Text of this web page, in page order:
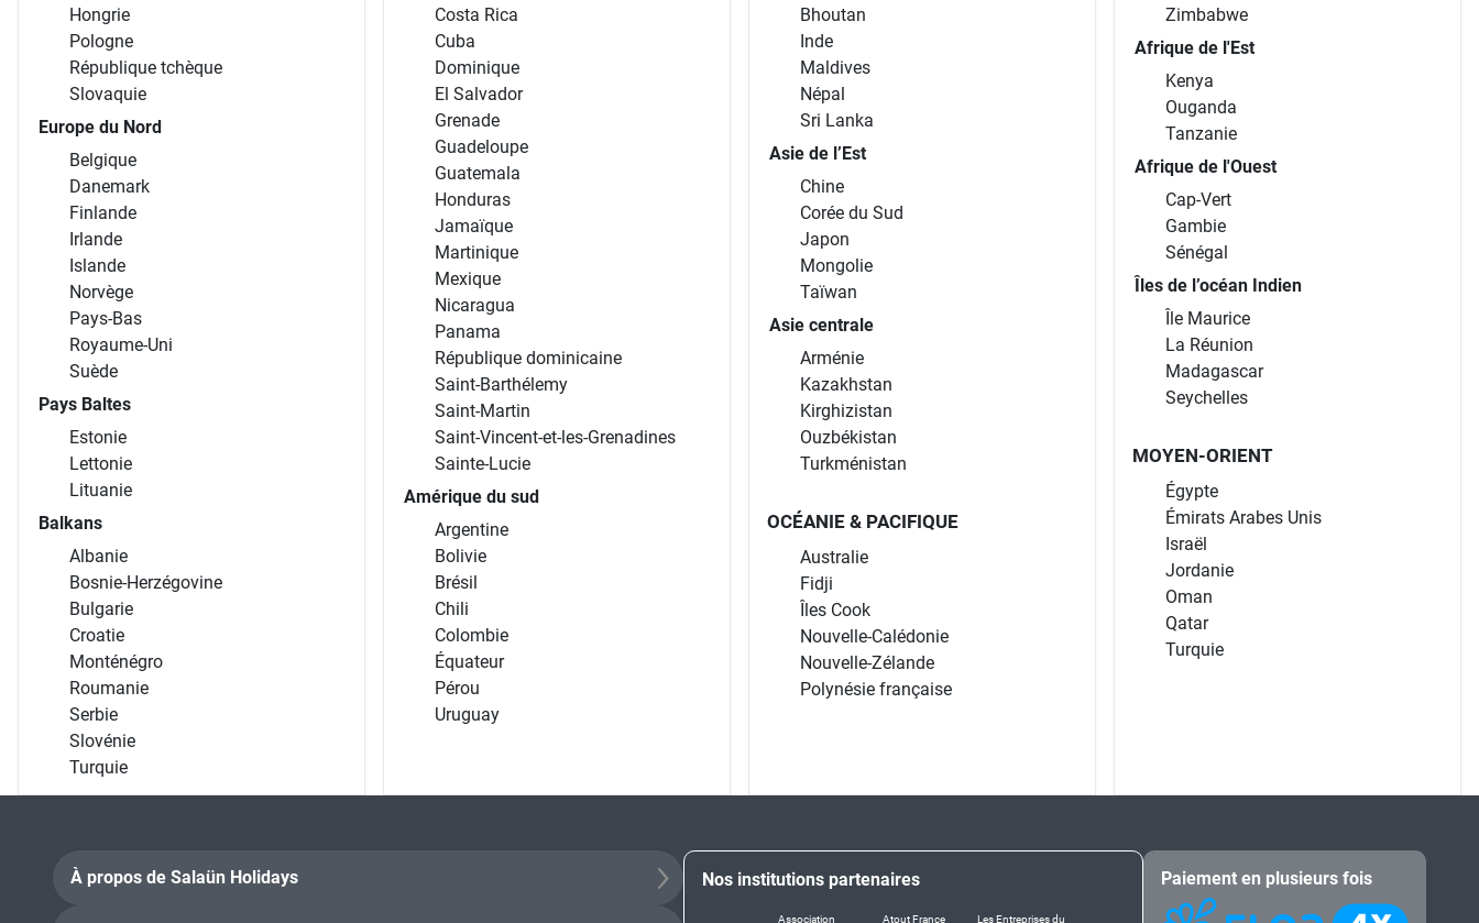
Hongrie
Pologne
République tchèque
Slovaquie
Europe du Nord
Belgique
Danemark
Finlande
Irlande
Islande
Norvège
Pays-Bas
Royaume-Uni
Suède
Pays Baltes
Estonie
Lettonie
Lituanie
Balkans
Albanie
Bosnie-Herzégovine
Bulgarie
Croatie
Monténégro
Roumanie
Serbie
Slovénie
Turquie
Costa Rica
Cuba
Dominique
El Salvador
Grenade
Guadeloupe
Guatemala
Honduras
Jamaïque
Martinique
Mexique
Nicaragua
Panama
République dominicaine
Saint-Barthélemy
Saint-Martin
Saint-Vincent-et-les-Grenadines
Sainte-Lucie
Amérique du sud
Argentine
Bolivie
Brésil
Chili
Colombie
Équateur
Pérou
Uruguay
Bhoutan
Inde
Maldives
Népal
Sri Lanka
Asie de l’Est
Chine
Corée du Sud
Japon
Mongolie
Taïwan
Asie centrale
Arménie
Kazakhstan
Kirghizistan
Ouzbékistan
Turkménistan
OCÉANIE & PACIFIQUE
Australie
Fidji
Îles Cook
Nouvelle-Calédonie
Nouvelle-Zélande
Polynésie française
Zimbabwe
Afrique de l'Est
Kenya
Ouganda
Tanzanie
Afrique de l'Ouest
Cap-Vert
Gambie
Sénégal
Îles de l’océan Indien
Île Maurice
La Réunion
Madagascar
Seychelles
MOYEN-ORIENT
Égypte
Émirats Arabes Unis
Israël
Jordanie
Oman
Qatar
Turquie
À propos de Salaün Holidays Nos institutions partenaires
Association Atout France Les Entreprises du
Paiement en plusieurs fois